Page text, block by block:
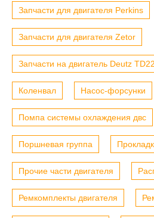
Запчасти для двигателя Perkins
Запчасти для двигателя Zetor
Запчасти на двигатель Deutz
Коленвал Насос-форсунки
Помпа системы охлаждения двс
Поршневая группа
Прочие части двигателя
Ремкомплекты двигателя